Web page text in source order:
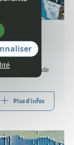
les objets
une grande
Plus d'infos